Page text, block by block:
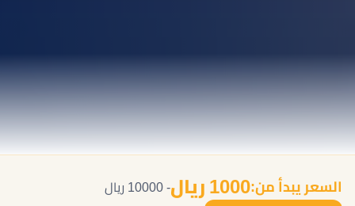
السعر يبدأ من:1000 ريال
- 10000 ريال